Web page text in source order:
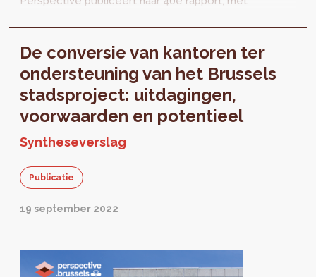
van een “About” editie over “De conversie van
kantoren ter ondersteuning van het gewestilijk
projet. Een hulpmiddel om de productie van
woningen te versnellen".
De conversie van kantoren ter
ondersteuning van het Brussels
stadsproject: uitdagingen,
voorwaarden en potentieel
Syntheseverslag
Publicatie
19 september 2022